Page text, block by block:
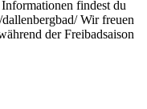
findest du
Wir freuen
der Freibadsaison